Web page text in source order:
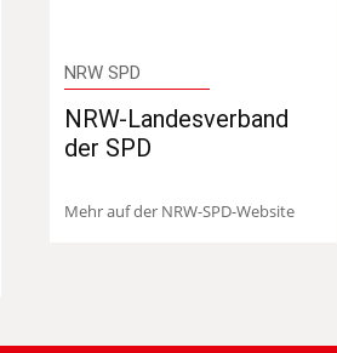
NRW SPD
NRW-Landesverband
der SPD
Mehr auf der NRW-SPD-Website